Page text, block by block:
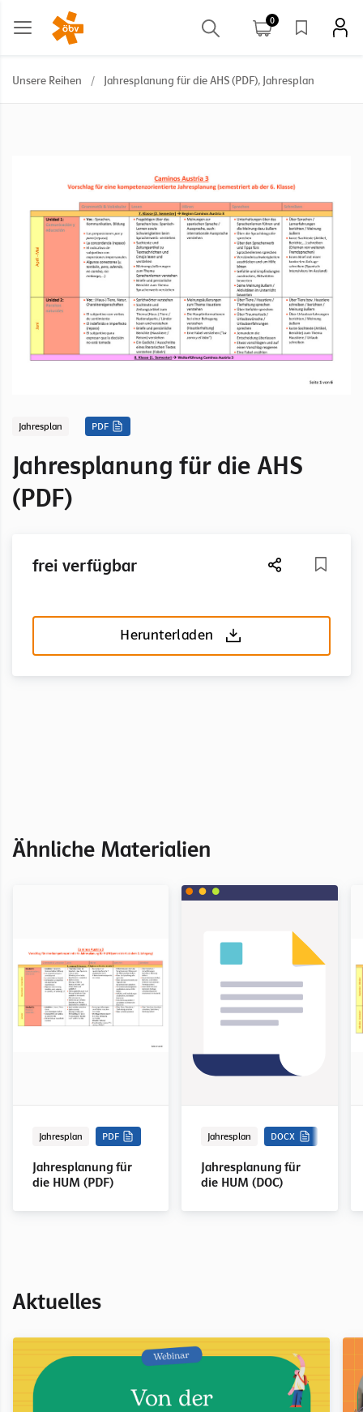
0
Unsere Reihen / Jahresplanung für die AHS (PDF), Jahresplan
Jahresplan PDF
Jahresplanung für die AHS
(PDF)
frei verfügbar
Herunterladen
Ähnliche Materialien
Jahresplan PDF
Jahresplanung für
die HUM (PDF)
Jahresplan DOCX
Jahresplanung für
die HUM (DOC)
Aktuelles